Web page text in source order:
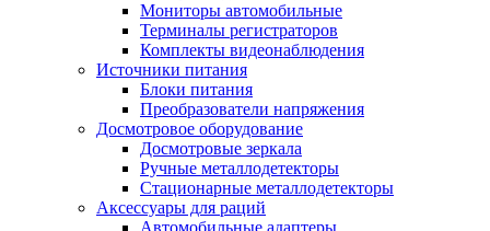
Мониторы автомобильные
Терминалы регистраторов
Комплекты видеонаблюдения
Источники питания
Блоки питания
Преобразователи напряжения
Досмотровое оборудование
Досмотровые зеркала
Ручные металлодетекторы
Стационарные металлодетекторы
Аксессуары для раций
Автомобильные адаптеры